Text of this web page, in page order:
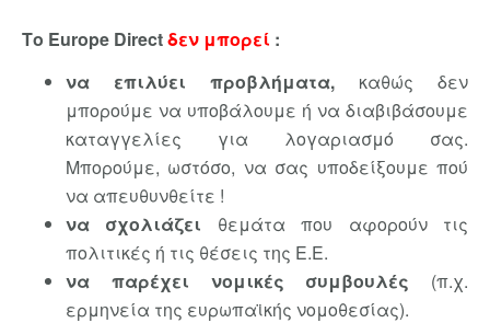
Το Europe Directδεν μπορεί :
να επιλύει προβλήματα, καθώς δεν
μπορούμε να υποβάλουμε ή να διαβιβάσουμε
καταγγελίες για λογαριασμό σας.
Μπορούμε, ωστόσο, να σας υποδείξουμε πού
να απευθυνθείτε !
να σχολιάζει θεμάτα που αφορούν τις
πολιτικές ή τις θέσεις της Ε.Ε.
να παρέχει νομικές συμβουλές (π.χ.
ερμηνεία της ευρωπαϊκής νομοθεσίας).